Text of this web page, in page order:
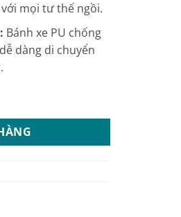
mọi tư thế ngồi.
Bánh xe PU chống
dàng di chuyển